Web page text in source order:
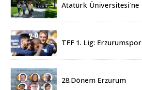
Atatürk Üniversitesi'ne
Üniversiteden Öğrenci
TFF 1. Lig: Erzurumspor
28.Dönem Erzurum